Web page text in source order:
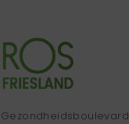
Gezondheidsboulevard